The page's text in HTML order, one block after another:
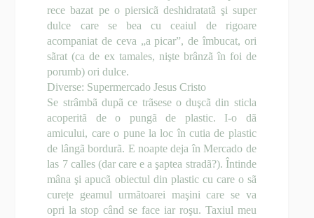
rece bazat pe o piersicã deshidratatã şi super
dulce care se bea cu ceaiul de rigoare
acompaniat de ceva „a picar”, de îmbucat, ori
sãrat (ca de ex tamales, nişte brânzã în foi de
porumb) ori dulce.
Diverse: Supermercado Jesus Cristo
Se strâmbã dupã ce trãsese o duşcã din sticla
acoperitã de o pungã de plastic. I-o dã
amicului, care o pune la loc în cutia de plastic
de lângã bordurã. E noapte deja în Mercado de
las 7 calles (dar care e a şaptea stradã?). Întinde
mâna şi apucã obiectul din plastic cu care o sã
curețe geamul urmãtoarei maşini care se va
opri la stop când se face iar roşu. Taxiul meu